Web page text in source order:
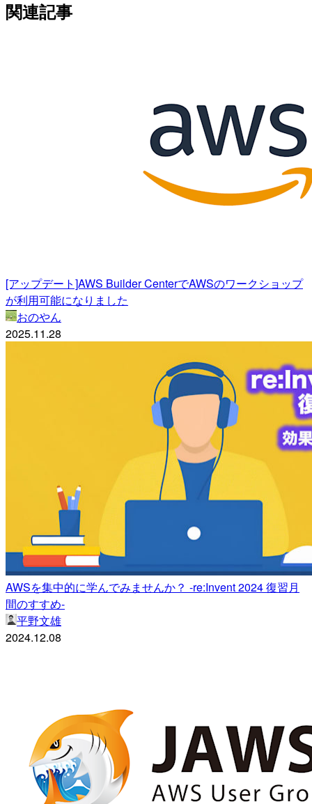
関連記事
[アップデート]AWS Builder CenterでAWSのワークショップ
が利用可能になりました
おのやん
2025.11.28
AWSを集中的に学んでみませんか？ -re:Invent 2024 復習月
間のすすめ-
平野文雄
2024.12.08